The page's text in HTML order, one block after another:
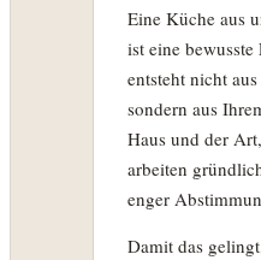
Eine Küche aus
ist eine
entsteht nicht
sondern aus
Haus und der
arbeiten
enger
Damit das